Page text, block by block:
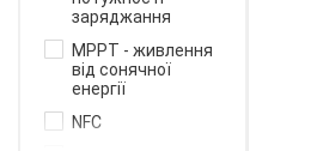
заряджання
MPPT - живлення
від сонячної
енергії
NFC